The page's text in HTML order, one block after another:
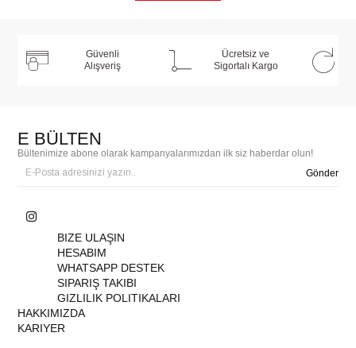
Güvenli
Alışveriş
Ücretsiz ve
Sigortalı Kargo
E BÜLTEN
Bültenimize abone olarak kampanyalarımızdan ilk siz haberdar olun!
Gönder
BIZE ULAŞIN
HESABIM
WHATSAPP DESTEK
SIPARIŞ TAKIBI
GIZLILIK POLITIKALARI
HAKKIMIZDA
KARIYER